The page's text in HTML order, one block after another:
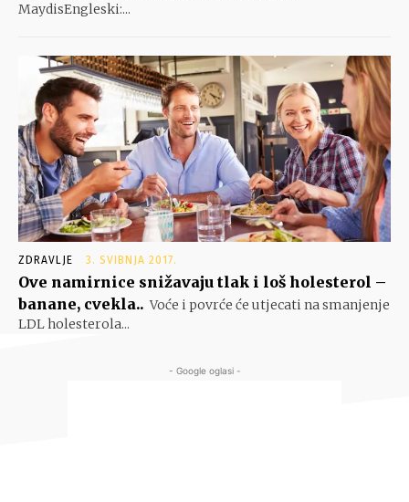
MaydisEngleski:...
ZDRAVLJE 3. SVIBNJA 2017.
Ove namirnice snižavaju tlak i loš holesterol –
banane, cvekla.. Voće i povrće će utjecati na smanjenje
LDL holesterola...
- Google oglasi -